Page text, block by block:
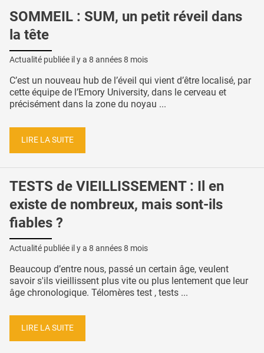
SOMMEIL : SUM, un petit réveil dans
la tête
Actualité publiée il y a 8 années 8 mois
C’est un nouveau hub de l’éveil qui vient d’être localisé, par
cette équipe de l’Emory University, dans le cerveau et
précisément dans la zone du noyau ...
LIRE LA SUITE
TESTS de VIEILLISSEMENT : Il en
existe de nombreux, mais sont-ils
fiables ?
Actualité publiée il y a 8 années 8 mois
Beaucoup d’entre nous, passé un certain âge, veulent
savoir s'ils vieillissent plus vite ou plus lentement que leur
âge chronologique. Télomères test , tests ...
LIRE LA SUITE